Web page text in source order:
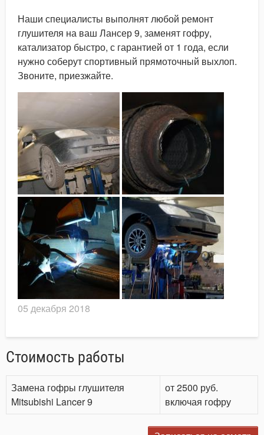
Наши специалисты выполнят любой ремонт
глушителя на ваш Лансер 9, заменят гофру,
катализатор быстро, с гарантией от 1 года, если
нужно соберут спортивный прямоточный выхлоп.
Звоните, приезжайте.
05 декабря 2018
Стоимость работы
Замена гофры глушителя
Mitsubishi Lancer 9
от 2500 руб.
включая гофру